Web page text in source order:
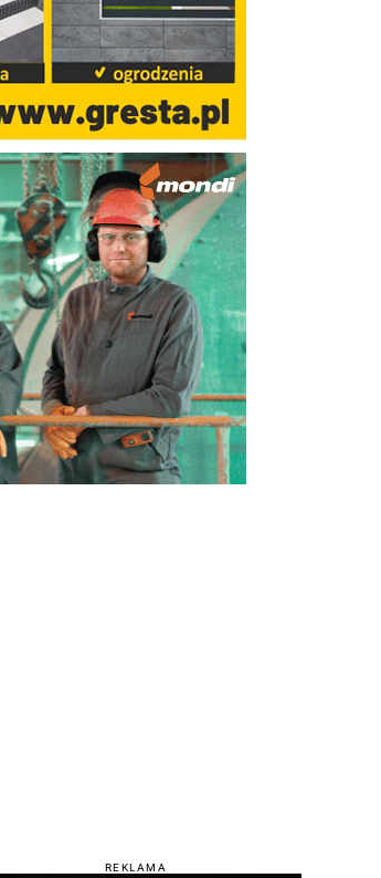
REKLAMA